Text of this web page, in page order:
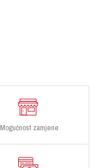
Mogućnost zamjene